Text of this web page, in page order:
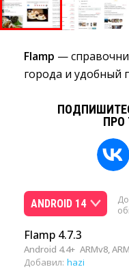
Flamp —
города и удобный
ПРО
ANDROID 14
Flamp 4.7.3
Android 4.4+ ARMv8,
Добавил: hazi